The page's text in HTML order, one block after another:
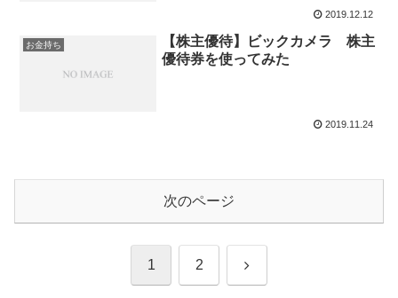
2019.12.12
お金持ち
【株主優待】ビックカメラ 株主
優待券を使ってみた
2019.11.24
次のページ
1 2 次